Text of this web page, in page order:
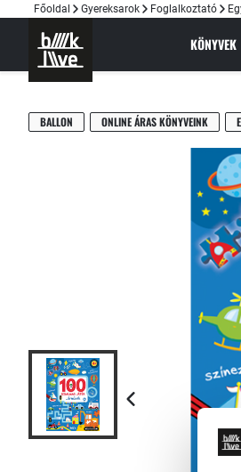
Főoldal Gyereksarok Foglalkoztató
KÖNYVEK
BALLON ONLINE ÁRAS KÖNYVEINK